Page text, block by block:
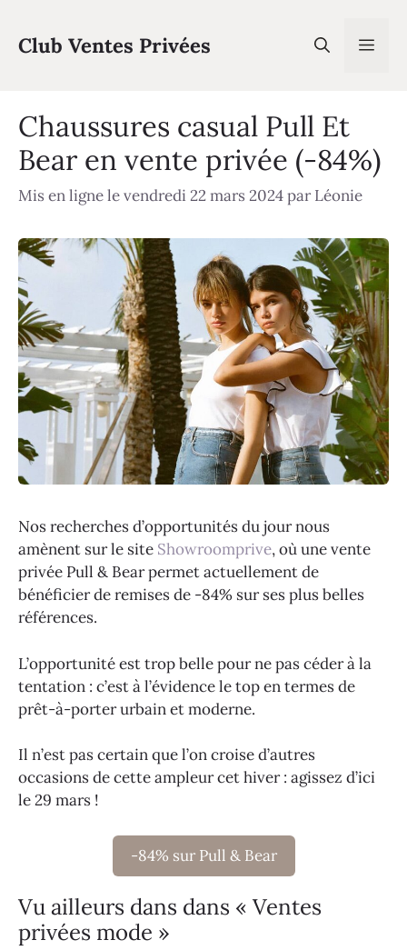
contenu
Club Ventes Privées
Chaussures casual Pull Et
Bear en vente privée (-84%)
Mis en ligne le vendredi 22 mars 2024parLéonie
Nos recherches d’opportunités du jour nous
amènent sur le site Showroomprive, où une vente
privée Pull & Bear permet actuellement de
bénéficier de remises de -84% sur ses plus belles
références.
L’opportunité est trop belle pour ne pas céder à la
tentation : c’est à l’évidence le top en termes de
prêt-à-porter urbain et moderne.
Il n’est pas certain que l’on croise d’autres
occasions de cette ampleur cet hiver : agissez d’ici
le 29 mars !
-84% sur Pull & Bear
Vu ailleurs dans dans « Ventes
privées mode »